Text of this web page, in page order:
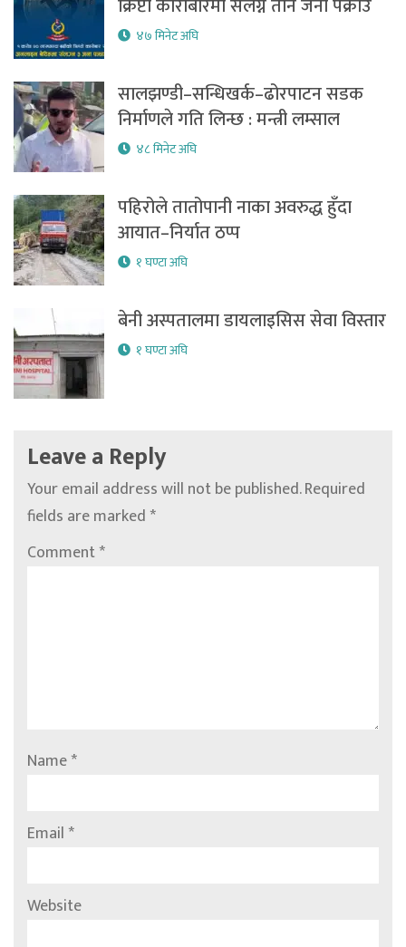
क्रिप्टो कारोबारमा संलग्न तीन जना पक्राउ
४७ मिनेट अघि
सालझण्डी–सन्धिखर्क–ढोरपाटन सडक
निर्माणले गति लिन्छ : मन्त्री लम्साल
४८ मिनेट अघि
पहिरोले तातोपानी नाका अवरुद्ध हुँदा
आयात–निर्यात ठप्प
१ घण्टा अघि
बेनी अस्पतालमा डायलाइसिस सेवा विस्तार
१ घण्टा अघि
Leave a Reply
Your email address will not be published.Required
fields are marked*
Comment*
Name*
Email*
Website